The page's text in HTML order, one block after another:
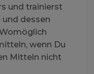
und trainierst
und dessen
wenn Du
Mitteln nicht